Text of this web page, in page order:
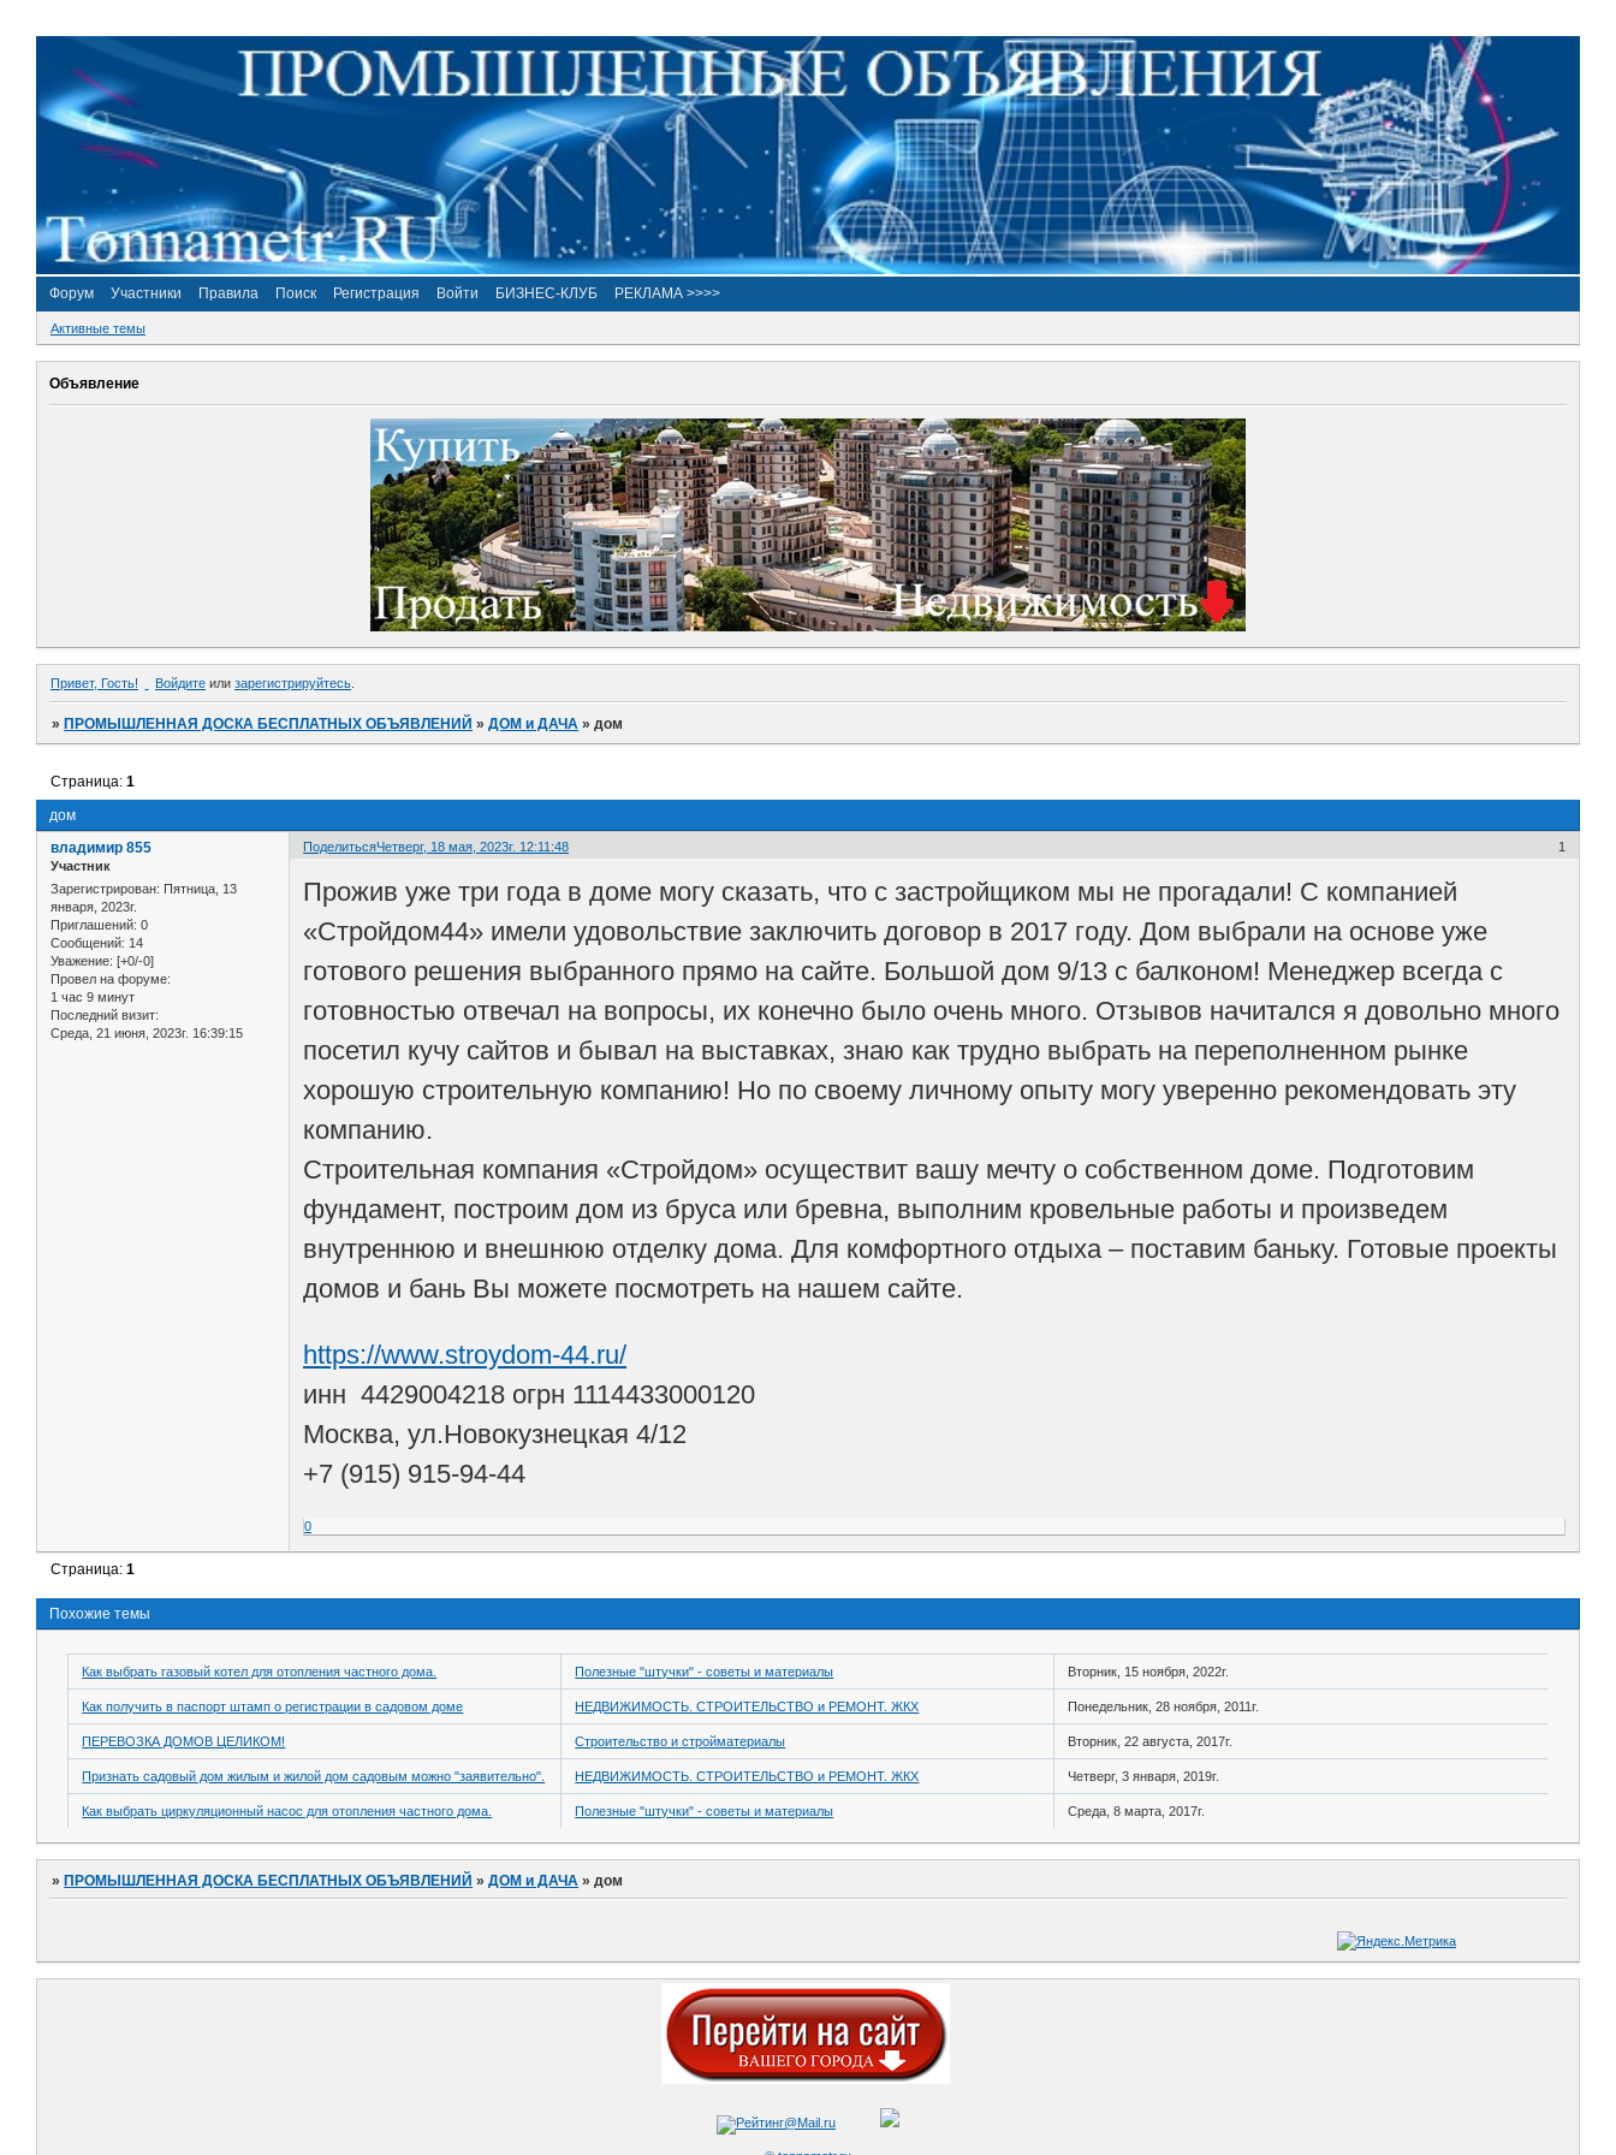
Форум Участники Правила Поиск Регистрация Войти БИЗНЕС-КЛУБ РЕКЛАМА >>>>
Активные темы
Объявление
Привет, Гость! Войдите или зарегистрируйтесь
»ПРОМЫШЛЕННАЯ ДОСКА БЕСПЛАТНЫХ ОБЪЯВЛЕНИЙ »ДОМ и ДАЧА »дом
дом
Страница:1
Поделиться 1
Четверг, 18 мая, 2023г. 12:11:48
владимир 855
Участник
Зарегистрирован: Пятница, 13
января, 2023г.
Приглашений: 0
Сообщений: 14
Уважение: [+0/-0]
Провел на форуме:
1 час 9 минут
Последний визит:
Среда, 21 июня, 2023г. 16:39:15
Прожив уже три года в доме могу сказать, что с застройщиком мы не прогадали! С компанией
«Стройдом44» имели удовольствие заключить договор в 2017 году. Дом выбрали на основе уже
готового решения выбранного прямо на сайте. Большой дом 9/13 с балконом! Менеджер всегда с
готовностью отвечал на вопросы, их конечно было очень много. Отзывов начитался я довольно много
посетил кучу сайтов и бывал на выставках, знаю как трудно выбрать на переполненном рынке
хорошую строительную компанию! Но по своему личному опыту могу уверенно рекомендовать эту
компанию.
Строительная компания «Стройдом» осуществит вашу мечту о собственном доме. Подготовим
фундамент, построим дом из бруса или бревна, выполним кровельные работы и произведем
внутреннюю и внешнюю отделку дома. Для комфортного отдыха – поставим баньку. Готовые проекты
домов и бань Вы можете посмотреть на нашем сайте.
https://www.stroydom-44.ru/
инн 4429004218 огрн 1114433000120
Москва, ул.Новокузнецкая 4/12
+7 (915) 915-94-44
0
Страница:1
Похожие темы
Как выбрать газовый котел для отопления частного дома. Полезные "штучки" - советы и материалы Вторник, 15 ноября, 2022г.
Как получить в паспорт штамп о регистрации в садовом доме НЕДВИЖИМОСТЬ. СТРОИТЕЛЬСТВО и РЕМОНТ. ЖКХ Понедельник, 28 ноября, 2011г.
ПЕРЕВОЗКА ДОМОВ ЦЕЛИКОМ! Строительство и стройматериалы Вторник, 22 августа, 2017г.
Признать садовый дом жилым и жилой дом садовым можно "заявительно". НЕДВИЖИМОСТЬ. СТРОИТЕЛЬСТВО и РЕМОНТ. ЖКХ Четверг, 3 января, 2019г.
Как выбрать циркуляционный насос для отопления частного дома. Полезные "штучки" - советы и материалы Среда, 8 марта, 2017г.
»ПРОМЫШЛЕННАЯ ДОСКА БЕСПЛАТНЫХ ОБЪЯВЛЕНИЙ »ДОМ и ДАЧА »дом